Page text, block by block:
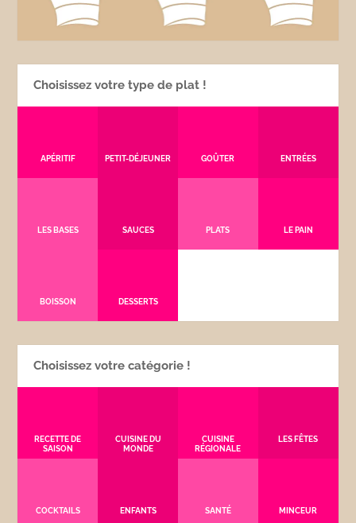
Choisissez votre type de plat !
APÉRITIF PETIT-DÉJEUNER GOÛTER ENTRÉES
LES BASES SAUCES PLATS LE PAIN
BOISSON DESSERTS
Choisissez votre catégorie !
RECETTE DE
SAISON
CUISINE DU
MONDE
CUISINE
RÉGIONALE
LES FÊTES
COCKTAILS ENFANTS SANTÉ MINCEUR